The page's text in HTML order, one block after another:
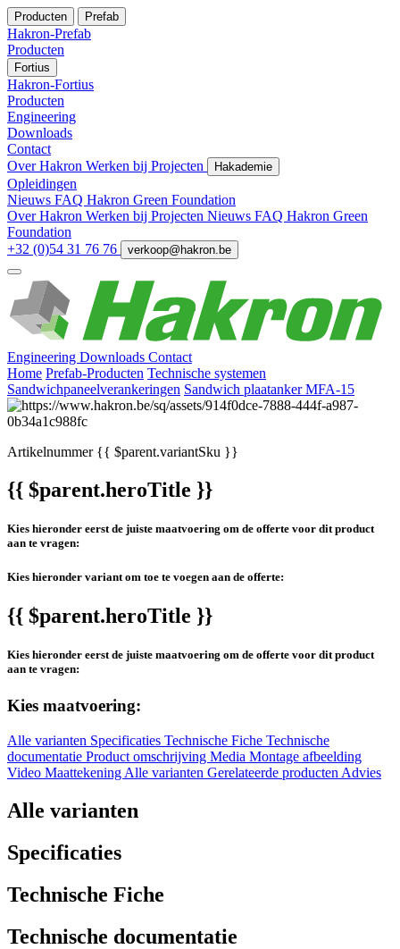
Producten Prefab
Hakron-Prefab
Producten
Fortius
Hakron-Fortius
Producten
Engineering
Downloads
Contact
Over Hakron Werken bij Projecten Hakademie
Opleidingen
Nieuws FAQ Hakron Green Foundation
Over Hakron Werken bij Projecten Nieuws FAQ Hakron Green
Foundation
+32 (0)54 31 76 76
verkoop@hakron.be
Engineering Downloads Contact
Home Prefab-Producten Technische systemen
Sandwichpaneelverankeringen Sandwich plaatanker MFA-15
Artikelnummer{{ $parent.variantSku }}
{{ $parent.heroTitle }}
Kies hieronder eerst de juiste maatvoering om de offerte voor dit product
aan te vragen:
Kies hieronder variant om toe te voegen aan de offerte:
{{ $parent.heroTitle }}
Kies hieronder eerst de juiste maatvoering om de offerte voor dit product
aan te vragen:
Kies maatvoering:
Alle varianten Specificaties Technische Fiche Technische
documentatie Product omschrijving Media Montage afbeelding
Video Maattekening Alle varianten Gerelateerde producten Advies
Alle varianten
Specificaties
Technische Fiche
Technische documentatie